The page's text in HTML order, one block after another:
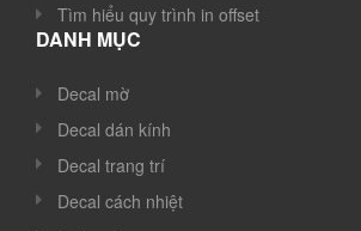
Tìm hiểu quy trình in offset
DANH MỤC
Decal mờ
Decal dán kính
Decal trang trí
Decal cách nhiệt